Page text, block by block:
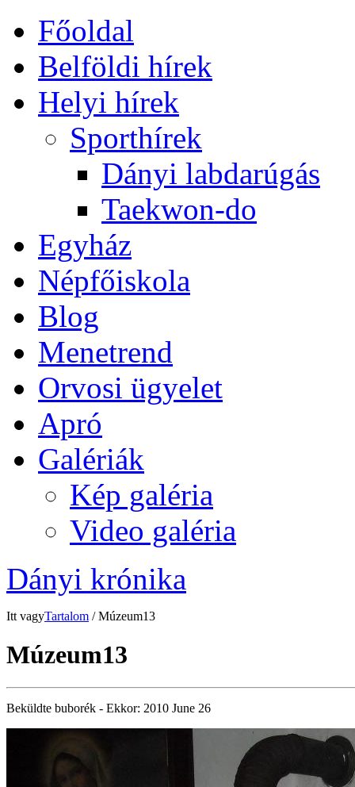
Főoldal
Belföldi hírek
Helyi hírek
Sporthírek
Dányi labdarúgás
Taekwon-do
Egyház
Népfőiskola
Blog
Menetrend
Orvosi ügyelet
Apró
Galériák
Kép galéria
Video galéria
Dányi krónika
Itt vagyTartalom / Múzeum13
Múzeum13
Beküldte buborék - Ekkor: 2010 June 26